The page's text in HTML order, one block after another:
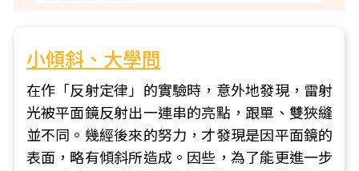
小傾斜、大學問
在作「反射定律」的實驗時，意外地發現，雷射
光被平面鏡反射出一連串的亮點，跟單、雙狹縫
並不同。幾經後來的努力，才發現是因平面鏡的
表面，略有傾斜所造成。因些，為了能更進一步